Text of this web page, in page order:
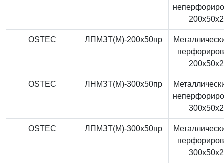
OSTEC ЛПМЗТ(М)-200x50пр
OSTEC ЛНМЗТ(М)-300x50пр
OSTEC ЛПМЗТ(М)-300x50пр